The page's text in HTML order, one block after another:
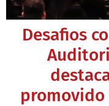
Desafios
promovido